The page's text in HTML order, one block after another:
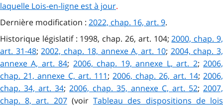
laquelle Lois-en-ligne est à jour.
Dernière modification : 2022, chap. 16, art. 9.
Historique législatif : 1998, chap. 26, art. 104;2000, chap. 9,
art. 31-48;2002, chap. 18, annexe A, art. 10; 2004, chap. 3,
annexe A, art. 84; 2006, chap. 19, annexe L, art. 2;2006,
chap. 21, annexe C, art. 111;2006, chap. 26, art. 14;2006,
chap. 34, art. 34; 2006, chap. 35, annexe C, art. 52; 2007,
chap. 8, art. 207(voirTableau des dispositions de lois